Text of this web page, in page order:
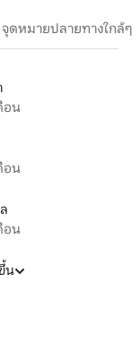
จุดหมายปลายทางใกล้ๆ
อน
อน
อน
น